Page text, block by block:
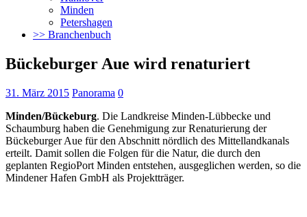
Minden
Petershagen
>> Branchenbuch
Bückeburger Aue wird renaturiert
31. März 2015 Panorama 0
Minden/Bückeburg. Die Landkreise Minden-Lübbecke und
Schaumburg haben die Genehmigung zur Renaturierung der
Bückeburger Aue für den Abschnitt nördlich des Mittellandkanals
erteilt. Damit sollen die Folgen für die Natur, die durch den
geplanten RegioPort Minden entstehen, ausgeglichen werden, so die
Mindener Hafen GmbH als Projektträger.